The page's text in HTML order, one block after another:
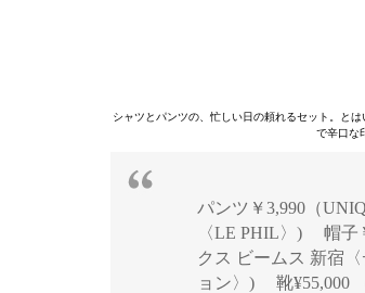
シャツとパンツの、忙しい日の頼れるセット。と
で辛口な
パンツ￥3,990（
〈LE PHIL〉) 帽子
クス ビームス 新宿
ョン〉) 靴¥55,000